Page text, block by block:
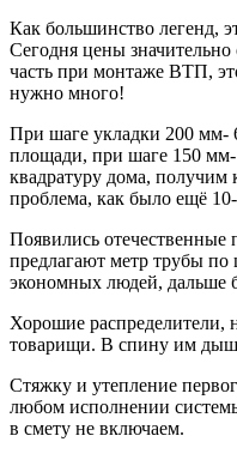
Как большинство легенд,
Сегодня цены значительно
часть при монтаже ВТП,
нужно много!
При шаге укладки 200 мм-
площади, при шаге 150
квадратуру дома,
проблема, как было ещё 10-
Появились отечественные
предлагают метр трубы по
экономных людей, дальше
Хорошие распределители,
товарищи. В спину им
Стяжку и утепление
любом исполнении
в смету не включаем.